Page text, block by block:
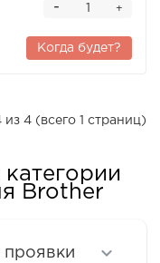
+
-
Когда будет?
из 4 (всего 1 страниц)
Brother
проявки